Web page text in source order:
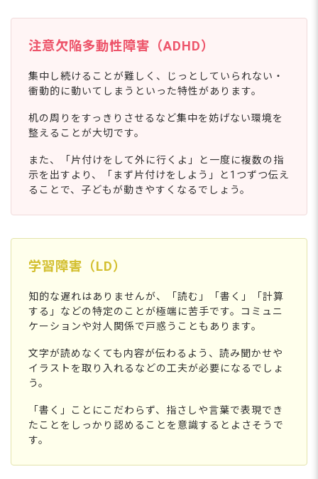
注意欠陥多動性障害（ADHD）
集中し続けることが難しく、じっとしていられない・
衝動的に動いてしまうといった特性があります。
机の周りをすっきりさせるなど集中を妨げない環境を
整えることが大切です。
また、「片付けをして外に行くよ」と一度に複数の指
示を出すより、「まず片付けをしよう」と1つずつ伝え
ることで、子どもが動きやすくなるでしょう。
学習障害（LD）
知的な遅れはありませんが、「読む」「書く」「計算
する」などの特定のことが極端に苦手です。コミュニ
ケーションや対人関係で戸惑うこともあります。
文字が読めなくても内容が伝わるよう、読み聞かせや
イラストを取り入れるなどの工夫が必要になるでしょ
う。
「書く」ことにこだわらず、指さしや言葉で表現でき
たことをしっかり認めることを意識するとよさそうで
す。